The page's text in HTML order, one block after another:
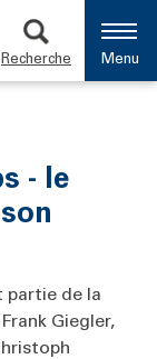
Recherche Menu
- le
partie de la
Giegler,